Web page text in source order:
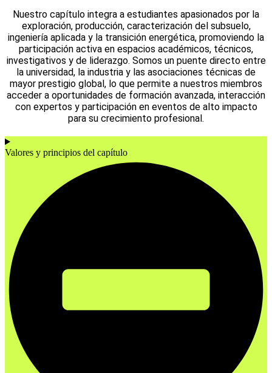
Nuestro capítulo integra a estudiantes apasionados por la
exploración, producción, caracterización del subsuelo,
ingeniería aplicada y la transición energética, promoviendo la
participación activa en espacios académicos, técnicos,
investigativos y de liderazgo. Somos un puente directo entre
la universidad, la industria y las asociaciones técnicas de
mayor prestigio global, lo que permite a nuestros miembros
acceder a oportunidades de formación avanzada, interacción
con expertos y participación en eventos de alto impacto
para su crecimiento profesional.
Valores y principios del capítulo